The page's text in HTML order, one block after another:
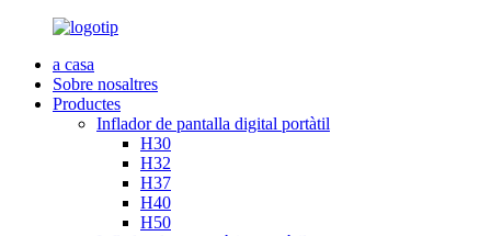
a casa
Sobre nosaltres
Productes
Inflador de pantalla digital portàtil
H30
H32
H37
H40
H50